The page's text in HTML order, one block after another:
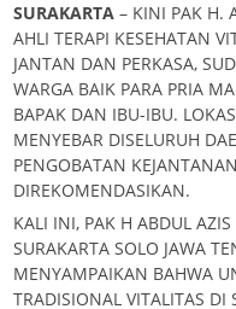
SURAKARTA – KINI PAK H.
AHLI TERAPI KESEHATAN
JANTAN DAN PERKASA,
WARGA BAIK PARA PRIA
BAPAK DAN IBU-IBU.
MENYEBAR DISELURUH
PENGOBATAN
DIREKOMENDASIKAN.
KALI INI, PAK H ABDUL
SURAKARTA SOLO JAWA
MENYAMPAIKAN BAHWA
TRADISIONAL VITALITAS DI